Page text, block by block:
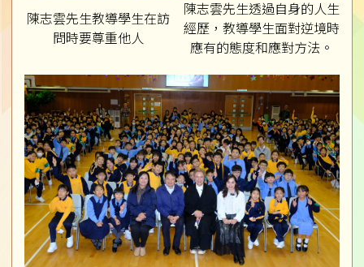
陳志雲先生教導學生在訪
問時要尊重他人
陳志雲先生透過自身的人生
經歷，教導學生面對逆境時
應有的態度和應對方法。